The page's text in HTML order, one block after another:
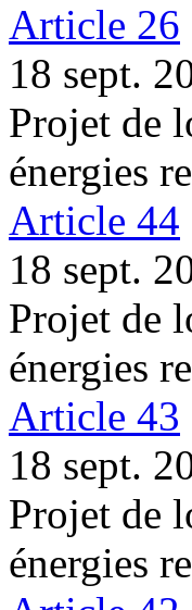
Article 26
18 sept.
Projet de
énergies
Article 44
18 sept.
Projet de
énergies
Article 43
18 sept.
Projet de
énergies